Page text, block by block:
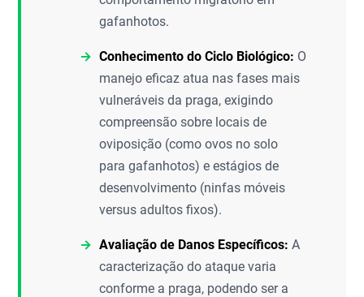
gafanhotos.
Conhecimento do Ciclo Biológico: O
manejo eficaz atua nas fases mais
vulneráveis da praga, exigindo
compreensão sobre locais de
oviposição (como ovos no solo
para gafanhotos) e estágios de
desenvolvimento (ninfas móveis
versus adultos fixos).
Avaliação de Danos Específicos: A
caracterização do ataque varia
conforme a praga, podendo ser a